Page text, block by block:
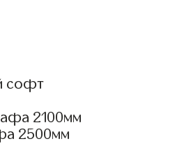
софт
2100мм
2500мм